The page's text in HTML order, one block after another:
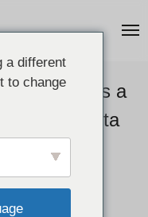
Anillos a
con su artista
a different
to change